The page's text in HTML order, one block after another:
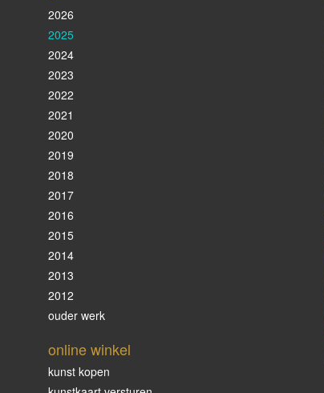
2026
2025
2024
2023
2022
2021
2020
2019
2018
2017
2016
2015
2014
2013
2012
ouder werk
online winkel
kunst kopen